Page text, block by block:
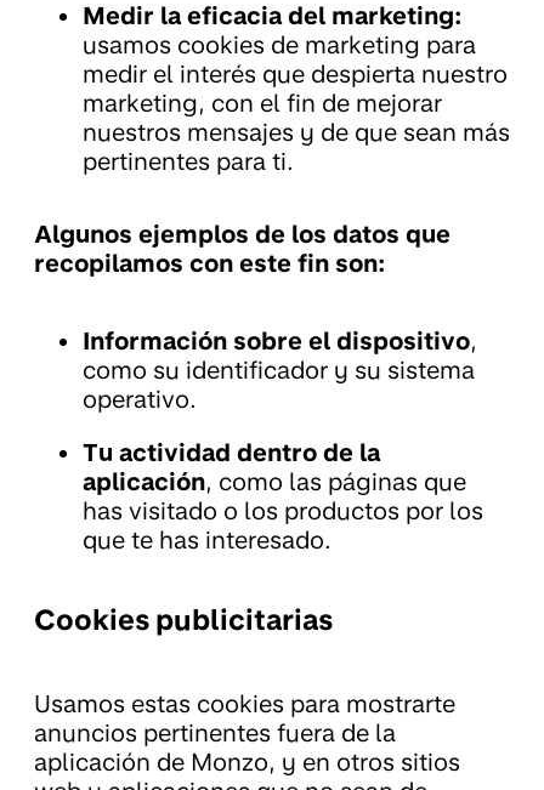
Medir la eficacia del marketing:
usamos cookies de marketing para
medir el interés que despierta nuestro
marketing, con el fin de mejorar
nuestros mensajes y de que sean más
pertinentes para ti.
Algunos ejemplos de los datos que
recopilamos con este fin son:
Información sobre el dispositivo,
como su identificador y su sistema
operativo.
Tu actividad dentro de la
aplicación, como las páginas que
has visitado o los productos por los
que te has interesado.
Cookies publicitarias
Usamos estas cookies para mostrarte
anuncios pertinentes fuera de la
aplicación de Monzo, y en otros sitios